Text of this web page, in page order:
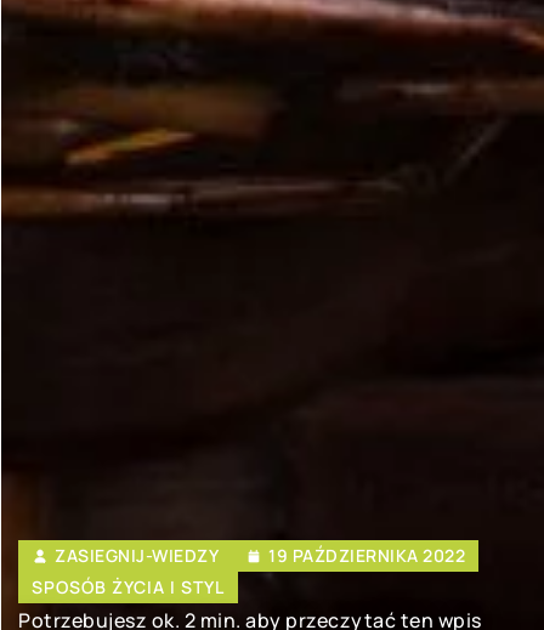
ZASIEGNIJ-WIEDZY
19 PAŹDZIERNIKA 2022
SPOSÓB ŻYCIA I STYL
Potrzebujesz ok. 2 min. aby przeczytać ten wpis